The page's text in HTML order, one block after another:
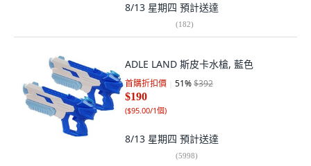
8/13 星期四 預計送達
(182)
ADLE LAND 斯皮卡水槍, 藍色
首購折扣價 51%$392
$190
($95.00/1個)
8/13 星期四 預計送達
(5998)